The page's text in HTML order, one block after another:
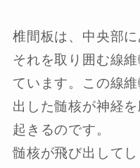
椎間板は、中央部
それを取り囲む線
ています。この線
出した髄核が神経
起きるのです。
髄核が飛び出して